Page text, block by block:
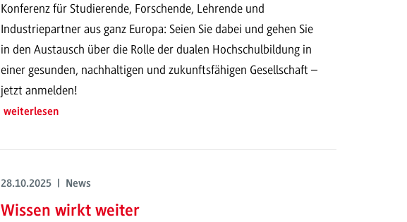
Konferenz für Studierende, Forschende, Lehrende und
Industriepartner aus ganz Europa: Seien Sie dabei und gehen Sie
in den Austausch über die Rolle der dualen Hochschulbildung in
einer gesunden, nachhaltigen und zukunftsfähigen Gesellschaft –
jetzt anmelden!
weiterlesen
28.10.2025 | News
Wissen wirkt weiter